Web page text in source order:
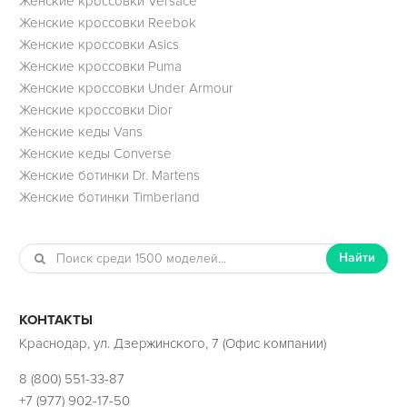
Женские кроссовки Reebok
Женские кроссовки Asics
Женские кроссовки Puma
Женские кроссовки Under Armour
Женские кроссовки Dior
Женские кеды Vans
Женские кеды Converse
Женские ботинки Dr. Martens
Женские ботинки Timberland
Найти
КОНТАКТЫ
Краснодар, ул. Дзержинского, 7 (Офис компании)
8 (800) 551-33-87
+7 (977) 902-17-50